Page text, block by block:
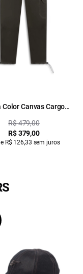
Color Canvas Cargo
R$ 479,00
R$ 379,00
R$ 126,33 sem juros